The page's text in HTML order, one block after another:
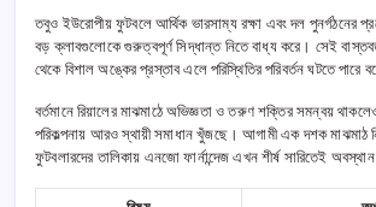
তবুও ইউরোপীয় ফুটবলে আর্থিক ভারসাম্য রক্ষা এবং দল পুনর্গঠনের
বড় ক্লাবগুলোকে গুরুত্বপূর্ণ সিদ্ধান্ত নিতে বাধ্য করে। সেই
থেকে বিশাল অঙ্কের প্রস্তাব এলে পরিস্থিতির পরিবর্তন ঘটতে
বর্তমানে রিয়ালের মাঝমাঠে অভিজ্ঞতা ও তরুণ শক্তির সমন্বয়
পরিকল্পনায় আরও স্থায়ী সমাধান খুঁজছে। আগামী এক দশক মাঝমাঠ
ফুটবলারদের তালিকায় এনজো ফার্নান্দেজ এখন শীর্ষ সারিতেই